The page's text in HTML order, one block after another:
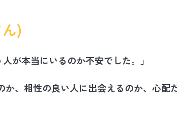
)
が本当にいるのか不安でした。」
、相性の良い人に出会えるのか、心配